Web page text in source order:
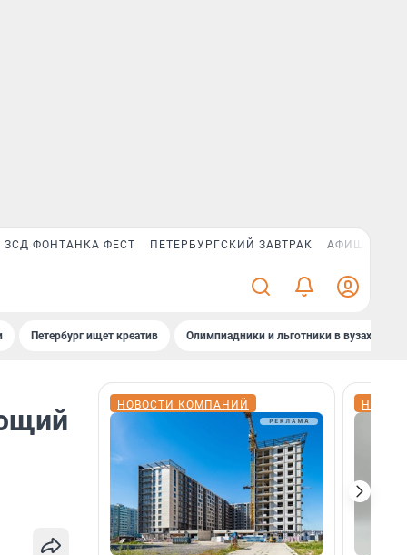
ЗСД ФОНТАНКА ФЕСТ ПЕТЕРБУРГСКИЙ ЗАВТРАК АФИША PLUS
Петербург ищет креатив Олимпиадники и льготники в вузах СПб
НОВОСТИ КОМПАНИЙ